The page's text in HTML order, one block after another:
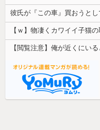
【ｗ】物凄くカワイイ子猫
【閲覧注意】俺が近くにい